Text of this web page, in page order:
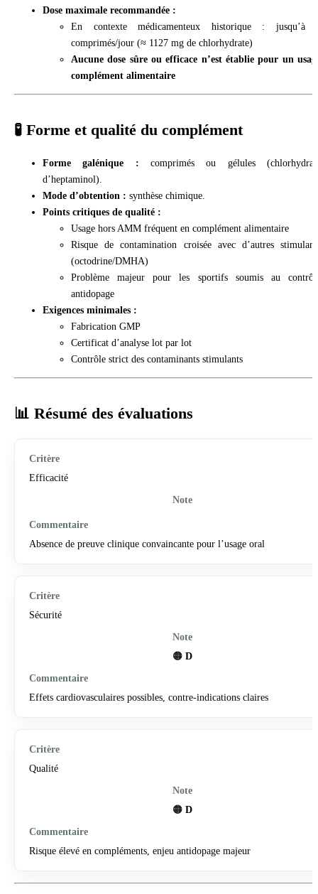
Dose maximale recommandée :
En contexte médicamenteux historique : jusqu’à
comprimés/jour (≈ 1127 mg de chlorhydrate)
Aucune dose sûre ou efficace n’est établie pour un
complément alimentaire
🧪 Forme et qualité du complément
Forme galénique : comprimés ou gélules
d’heptaminol).
Mode d’obtention : synthèse chimique.
Points critiques de qualité :
Usage hors AMM fréquent en complément alimentaire
Risque de contamination croisée avec d’autres
(octodrine/DMHA)
Problème majeur pour les sportifs soumis au
antidopage
Exigences minimales :
Fabrication GMP
Certificat d’analyse lot par lot
Contrôle strict des contaminants stimulants
📊 Résumé des évaluations
Efficacité
Absence de preuve clinique convaincante pour l’usage oral
Sécurité
🟠 D
Effets cardiovasculaires possibles, contre-indications claires
Qualité
🟠 D
Risque élevé en compléments, enjeu antidopage majeur